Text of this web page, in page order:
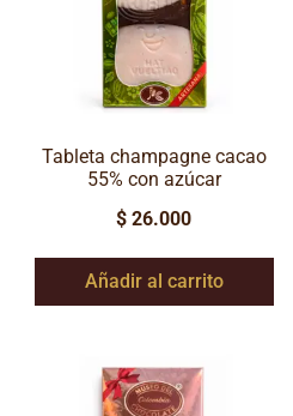
Tableta champagne cacao
55% con azúcar
$ 26.000
Añadir al carrito